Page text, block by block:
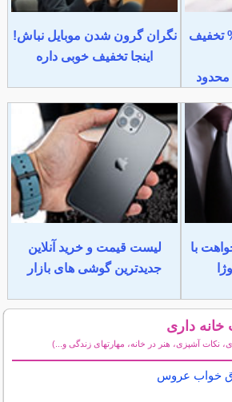
قسطی و 25% تخفیف
نگران گرون شدن موبایل نباش!
اینجا تخفیف خوبی داره
با
لیست قیمت و خرید آنلاین
جدیدترین گوشی های بازار
خانه داری
نکات آشپزی، هنر در خانه، مهارتهای زندگی و...)
خواب عروس